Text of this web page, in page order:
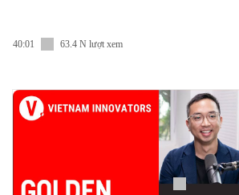
40:01 63.4 N lượt xem